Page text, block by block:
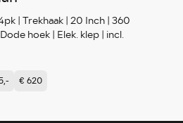
| Trekhaak | 20 Inch | 360
hoek | Elek. klep | incl.
€ 620